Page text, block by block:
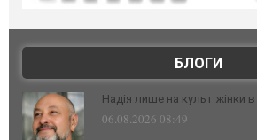
БЛОГИ
Надія лише на культ жінки в
06.08.2026 08:49